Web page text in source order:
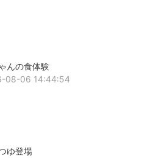
んの食体験
08-06 14:44:54
ゆ登場